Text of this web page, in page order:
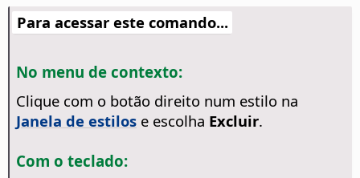
Para acessar este comando...
No menu de contexto:
Clique com o botão direito num estilo na
Janela de estilose escolha Excluir.
Com o teclado: